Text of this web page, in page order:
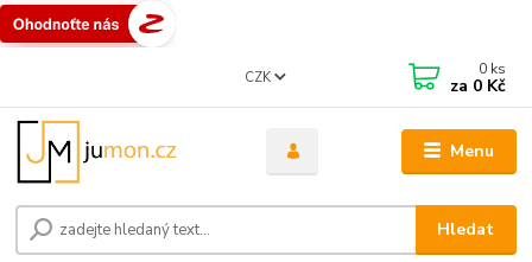
Menu
CZK
Hledat
0 ks
za 0 Kč